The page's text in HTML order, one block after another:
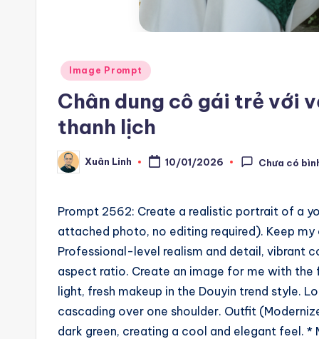
A
A
Posted
Image Prompt
Chân dung cô gái trẻ với
thanh lịch
Posted
by
Xuân Linh 10/01/2026 Chưa có
Prompt 2562: Create a realistic portrait of a
attached photo, no editing required). Keep
Professional-level realism and detail, vibrant
aspect ratio. Create an image for me with
light, fresh makeup in the Douyin trend style.
cascading over one shoulder. Outfit
dark green, creating a cool and elegant feel.